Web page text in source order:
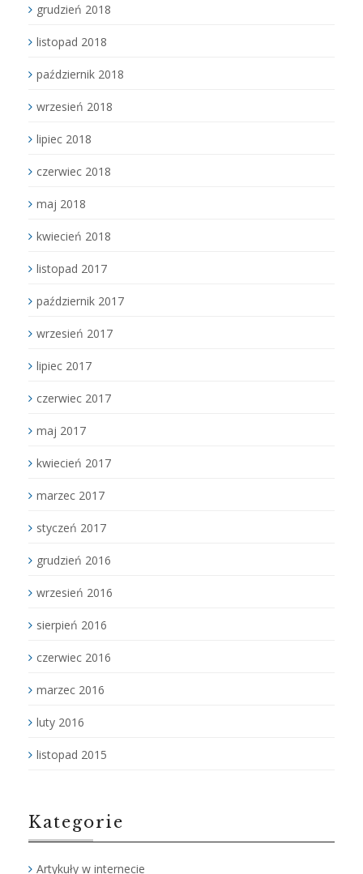
grudzień 2018
listopad 2018
październik 2018
wrzesień 2018
lipiec 2018
czerwiec 2018
maj 2018
kwiecień 2018
listopad 2017
październik 2017
wrzesień 2017
lipiec 2017
czerwiec 2017
maj 2017
kwiecień 2017
marzec 2017
styczeń 2017
grudzień 2016
wrzesień 2016
sierpień 2016
czerwiec 2016
marzec 2016
luty 2016
listopad 2015
Kategorie
Artykuły w internecie